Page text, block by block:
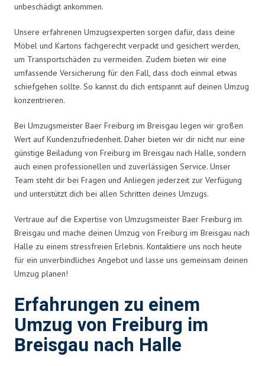
unbeschädigt ankommen.
Unsere erfahrenen Umzugsexperten sorgen dafür, dass deine
Möbel und Kartons fachgerecht verpackt und gesichert werden,
um Transportschäden zu vermeiden. Zudem bieten wir eine
umfassende Versicherung für den Fall, dass doch einmal etwas
schiefgehen sollte. So kannst du dich entspannt auf deinen Umzug
konzentrieren.
Bei Umzugsmeister Baer Freiburg im Breisgau legen wir großen
Wert auf Kundenzufriedenheit. Daher bieten wir dir nicht nur eine
günstige Beiladung von Freiburg im Breisgau nach Halle, sondern
auch einen professionellen und zuverlässigen Service. Unser
Team steht dir bei Fragen und Anliegen jederzeit zur Verfügung
und unterstützt dich bei allen Schritten deines Umzugs.
Vertraue auf die Expertise von Umzugsmeister Baer Freiburg im
Breisgau und mache deinen Umzug von Freiburg im Breisgau nach
Halle zu einem stressfreien Erlebnis. Kontaktiere uns noch heute
für ein unverbindliches Angebot und lasse uns gemeinsam deinen
Umzug planen!
Erfahrungen zu einem
Umzug von Freiburg im
Breisgau nach Halle